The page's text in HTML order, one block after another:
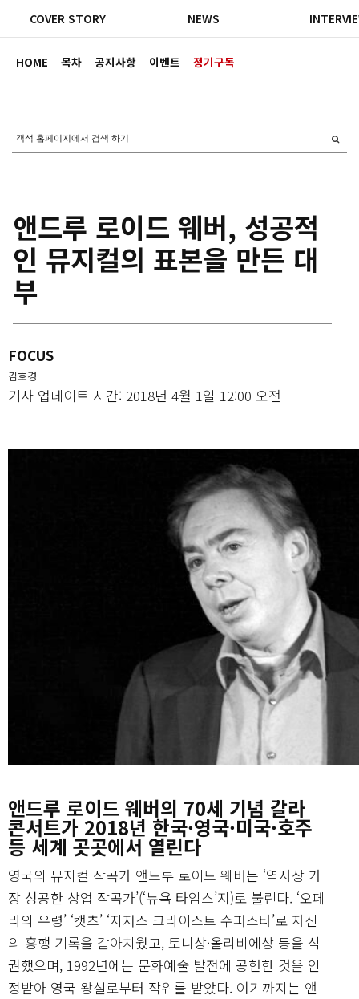
HOME 목차 공지사항 이벤트 정기구독
COVER STORY NEWS
앤드루 로이드 웨버, 성공적
인 뮤지컬의 표본을 만든 대
부
FOCUS
김호경
기사 업데이트 시간: 2018년 4월 1일 12:00 오전
앤드루 로이드 웨버의 70세 기념 갈라
콘서트가 2018년 한국·영국·미국·호주
등 세계 곳곳에서 열린다
영국의 뮤지컬 작곡가 앤드루 로이드 웨버는 ‘역사상 가
장 성공한 상업 작곡가’(‘뉴욕 타임스’지)로 불린다. ‘오페
라의 유령’ ‘캣츠’ ‘지저스 크라이스트 수퍼스타’로 자신
의 흥행 기록을 갈아치웠고, 토니상·올리비에상 등을 석
권했으며, 1992년에는 문화예술 발전에 공헌한 것을 인
정받아 영국 왕실로부터 작위를 받았다. 여기까지는 앤